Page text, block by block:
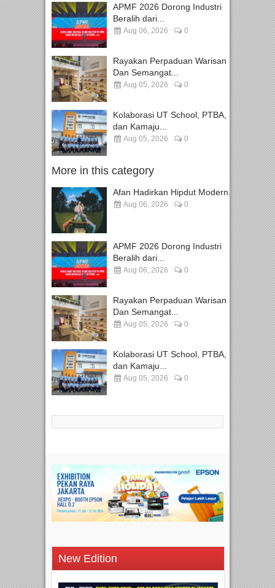
APMF 2026 Dorong Industri
Beralih dari...
Aug 06, 2026 0
Rayakan Perpaduan Warisan
Dan Semangat...
Aug 05, 2026 0
Kolaborasi UT School, PTBA,
dan Kamaju...
Aug 05, 2026 0
More in this category
Afan Hadirkan Hipdut Modern...
Aug 06, 2026 0
APMF 2026 Dorong Industri
Beralih dari...
Aug 06, 2026 0
Rayakan Perpaduan Warisan
Dan Semangat...
Aug 05, 2026 0
Kolaborasi UT School, PTBA,
dan Kamaju...
Aug 05, 2026 0
New Edition